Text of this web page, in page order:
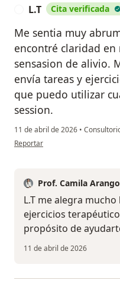
L.T Cita verificada
Me sentia muy
encontré claridad
sensasion de alivio.
envía tareas y
que puedo utilizar
session.
11 de abril de 2026 •
en opinión del usuario L.T
Reportar
Prof. Camila
L.T me alegra
ejercicios
propósito de
11 de abril de 2026